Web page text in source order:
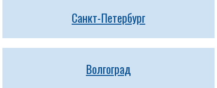
Санкт-Петербург
Волгоград